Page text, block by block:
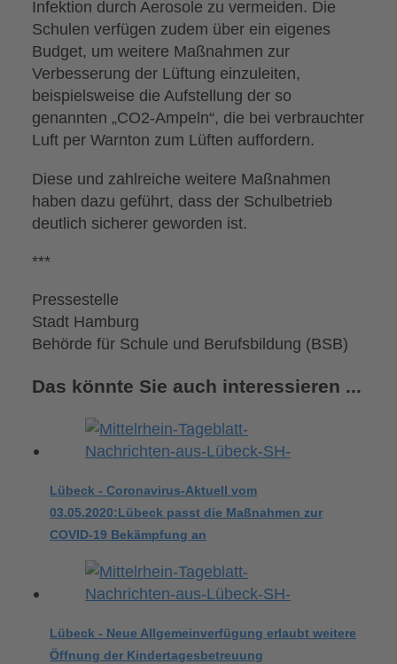
Infektion durch Aerosole zu vermeiden. Die
Schulen verfügen zudem über ein eigenes
Budget, um weitere Maßnahmen zur
Verbesserung der Lüftung einzuleiten,
beispielsweise die Aufstellung der so
genannten „CO2-Ampeln“, die bei verbrauchter
Luft per Warnton zum Lüften auffordern.
Diese und zahlreiche weitere Maßnahmen
haben dazu geführt, dass der Schulbetrieb
deutlich sicherer geworden ist.
***
Pressestelle
Stadt Hamburg
Behörde für Schule und Berufsbildung (BSB)
Das könnte Sie auch interessieren ...
Lübeck - Coronavirus-Aktuell vom
03.05.2020:Lübeck passt die Maßnahmen zur
COVID-19 Bekämpfung an
Lübeck - Neue Allgemeinverfügung erlaubt weitere
Öffnung der Kindertagesbetreuung